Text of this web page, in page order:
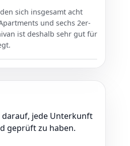
sich insgesamt acht
und sechs 2er-
ist deshalb sehr gut für
jede Unterkunft
geprüft zu haben.